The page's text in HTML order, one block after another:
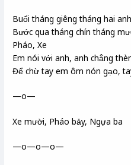
Buổi tháng giêng tháng hai
Bước qua tháng chín tháng
Pháo, Xe
Em nói với anh, anh chẳng
Để chừ tay em ôm nón gạo,
—o—
Xe mười, Pháo bảy, Ngựa ba
—o—o—o—